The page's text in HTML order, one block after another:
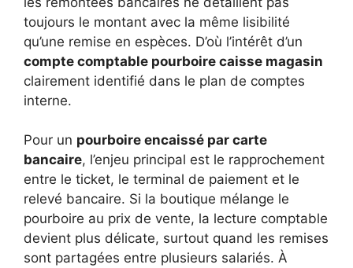
toujours le montant avec la même lisibilité
qu’une remise en espèces. D’où l’intérêt d’un
compte comptable pourboire caisse magasin
clairement identifié dans le plan de comptes
interne.
Pour un pourboire encaissé par carte
bancaire, l’enjeu principal est le rapprochement
entre le ticket, le terminal de paiement et le
relevé bancaire. Si la boutique mélange le
pourboire au prix de vente, la lecture comptable
devient plus délicate, surtout quand les remises
sont partagées entre plusieurs salariés. À